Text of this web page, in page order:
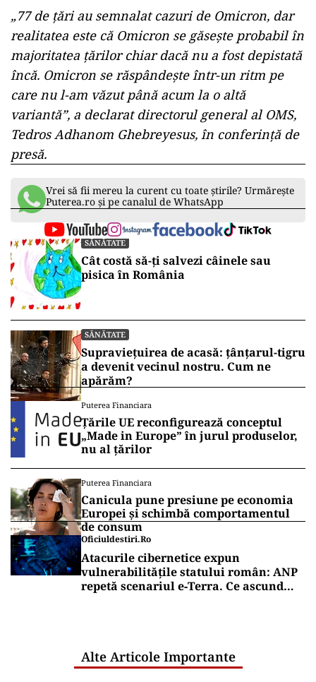
„77 de ţări au semnalat cazuri de Omicron, dar
realitatea este că Omicron se găseşte probabil în
majoritatea ţărilor chiar dacă nu a fost depistată
încă. Omicron se răspândeşte într-un ritm pe
care nu l-am văzut până acum la o altă
variantă”, a declarat directorul general al OMS,
Tedros Adhanom Ghebreyesus, în conferinţă de
presă.
Vrei să fii mereu la curent cu toate știrile? Urmărește
Puterea.ro și pe canalul de WhatsApp
SĂNĂTATE
Cât costă să-ți salvezi câinele sau
pisica în România
SĂNĂTATE
Supraviețuirea de acasă: țânțarul-tigru
a devenit vecinul nostru. Cum ne
apărăm?
Puterea Financiara
Țările UE reconfigurează conceptul
„Made in Europe” în jurul produselor,
nu al țărilor
Puterea Financiara
Canicula pune presiune pe economia
Europei și schimbă comportamentul
de consum
Oficiuldestiri.ro
Atacurile cibernetice expun
vulnerabilitățile statului român: ANP
repetă scenariul e‑Terra. Ce ascund
Alte Articole Importante